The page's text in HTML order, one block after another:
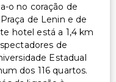
adicional)
o no coração de
de Lenin e de
hotel está a 1,4 km
de
Estadual
dos 116 quartos.